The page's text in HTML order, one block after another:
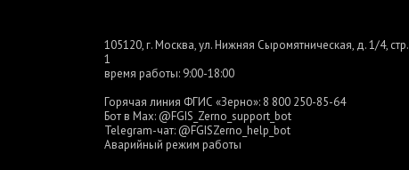
105120, г. Москва, ул. Нижняя Сыромятническая, д. 1/4, стр.
1
время работы: 9:00-18:00
Горячая линия ФГИС «Зерно»: 8 800 250-85-64
Бот в Max: @FGIS_Zerno_support_bot
Telegram-чат: @FGISZerno_help_bot
Аварийный режим работы